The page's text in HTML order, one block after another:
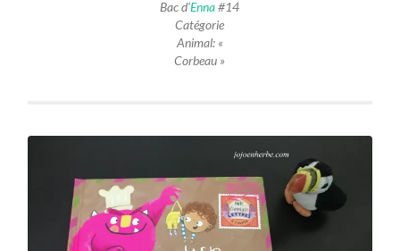
Bac d’Enna#14
Catégorie
Animal: «
Corbeau »